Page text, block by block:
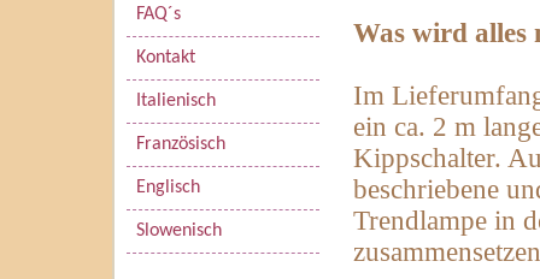
Was wird alles
Im
ein ca. 2 m
Kippschalter.
beschriebene
Trendlampe in
FAQ´s
Kontakt
Italienisch
Französisch
Englisch
Slowenisch